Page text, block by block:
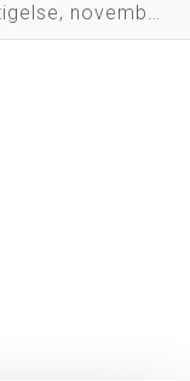
Nøgletal for branchen (beskæftigelse, november 2023)